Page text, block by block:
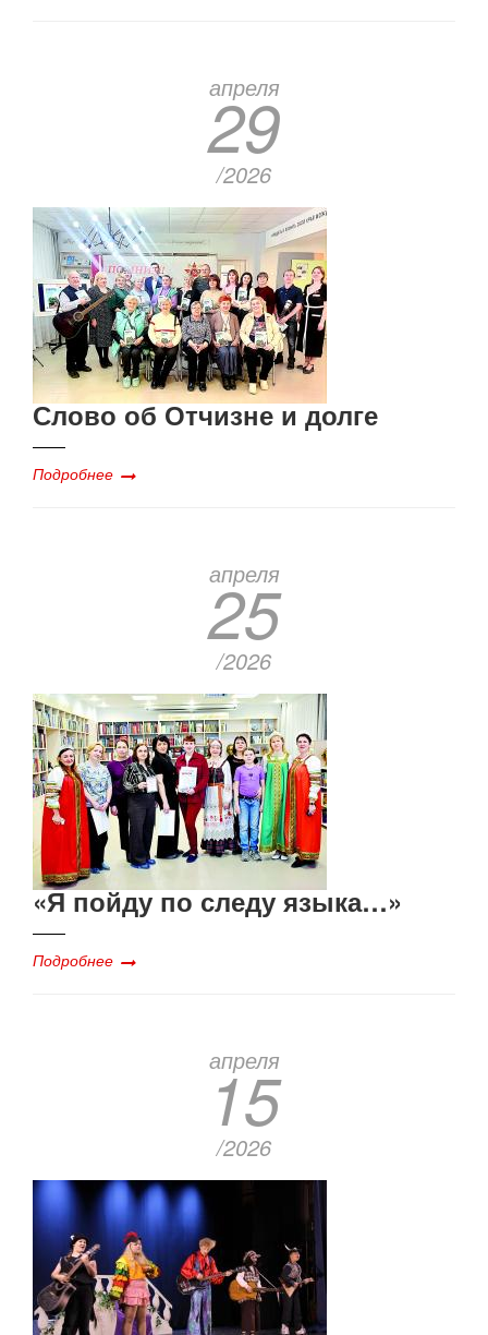
апреля
29
/2026
Слово об Отчизне и долге
Подробнее
апреля
25
/2026
«Я пойду по следу языка…»
Подробнее
апреля
15
/2026